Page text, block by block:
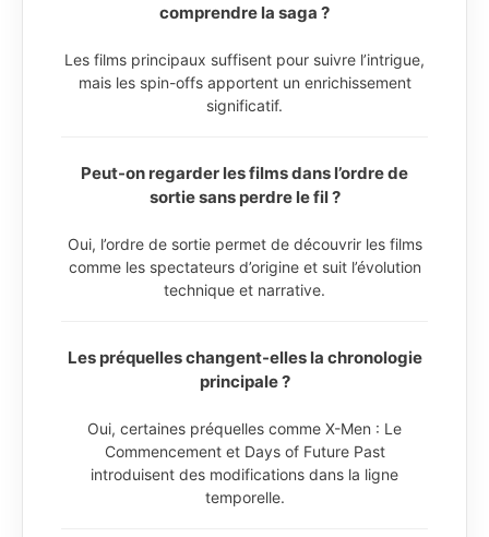
comprendre la saga ?
Les films principaux suffisent pour suivre l’intrigue,
mais les spin-offs apportent un enrichissement
significatif.
Peut-on regarder les films dans l’ordre de
sortie sans perdre le fil ?
Oui, l’ordre de sortie permet de découvrir les films
comme les spectateurs d’origine et suit l’évolution
technique et narrative.
Les préquelles changent-elles la chronologie
principale ?
Oui, certaines préquelles comme X-Men : Le
Commencement et Days of Future Past
introduisent des modifications dans la ligne
temporelle.